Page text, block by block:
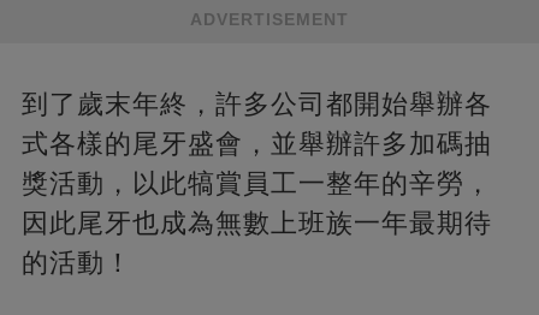
ADVERTISEMENT
到了歲末年終，許多公司都開始舉辦各
式各樣的尾牙盛會，並舉辦許多加碼抽
獎活動，以此犒賞員工一整年的辛勞，
因此尾牙也成為無數上班族一年最期待
的活動！